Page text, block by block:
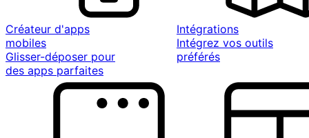
Créateur d'apps
mobiles
Glisser-déposer pour
des apps parfaites
Intégrations
Intégrez vos outils
préférés